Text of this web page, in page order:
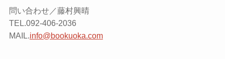
問い合わせ／藤村興晴
TEL.092-406-2036
MAIL.info@bookuoka.com